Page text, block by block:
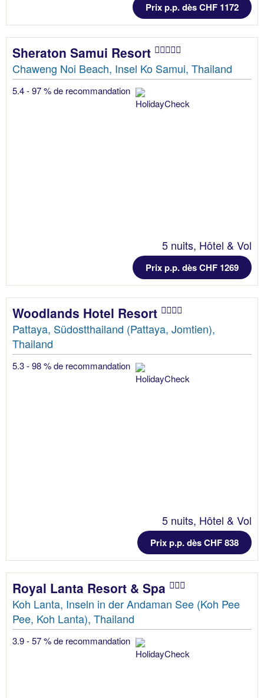
Prix p.p. dès CHF 1172
Sheraton Samui Resort
Chaweng Noi Beach, Insel Ko Samui, Thailand
5.4 - 97 % de recommandation
5 nuits, Hôtel & Vol
Prix p.p. dès CHF 1269
Woodlands Hotel Resort
Pattaya, Südostthailand (Pattaya, Jomtien),
Thailand
5.3 - 98 % de recommandation
5 nuits, Hôtel & Vol
Prix p.p. dès CHF 838
Royal Lanta Resort & Spa
Koh Lanta, Inseln in der Andaman See (Koh Pee
Pee, Koh Lanta), Thailand
3.9 - 57 % de recommandation